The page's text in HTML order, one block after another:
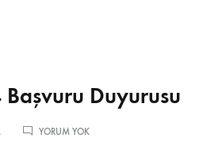
Duyurusu
YORUM YOKİNOVALİG